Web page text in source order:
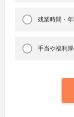
残業時間・
手当や福利